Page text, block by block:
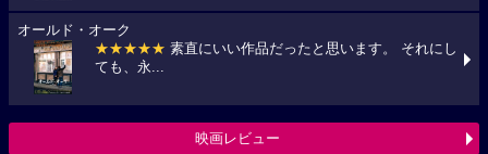
オールド・オーク
★★★★★ 素直にいい作品だったと思います。 それにし
ても、永...
映画レビュー